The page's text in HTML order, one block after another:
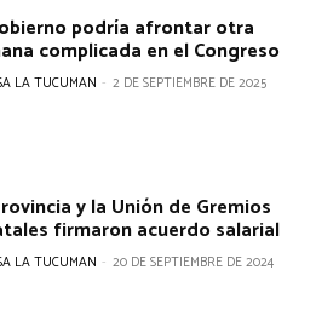
podría afrontar otra
complicada en el Congreso
LA TUCUMAN - 2 DE SEPTIEMBRE DE 2025
y la Unión de Gremios
firmaron acuerdo salarial
LA TUCUMAN - 20 DE SEPTIEMBRE DE 2024